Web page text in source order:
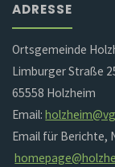
ADRESSE
Ortsgemeinde
Limburger Straße
65558 Holzheim
Email:
Email für Berichte,